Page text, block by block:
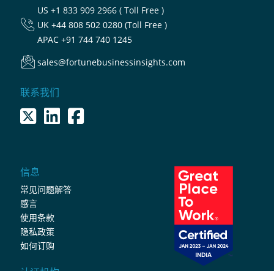
US +1 833 909 2966 ( Toll Free )
UK +44 808 502 0280 (Toll Free )
APAC +91 744 740 1245
sales@fortunebusinessinsights.com
联系我们
信息
常见问题解答
感言
使用条款
隐私政策
如何订购